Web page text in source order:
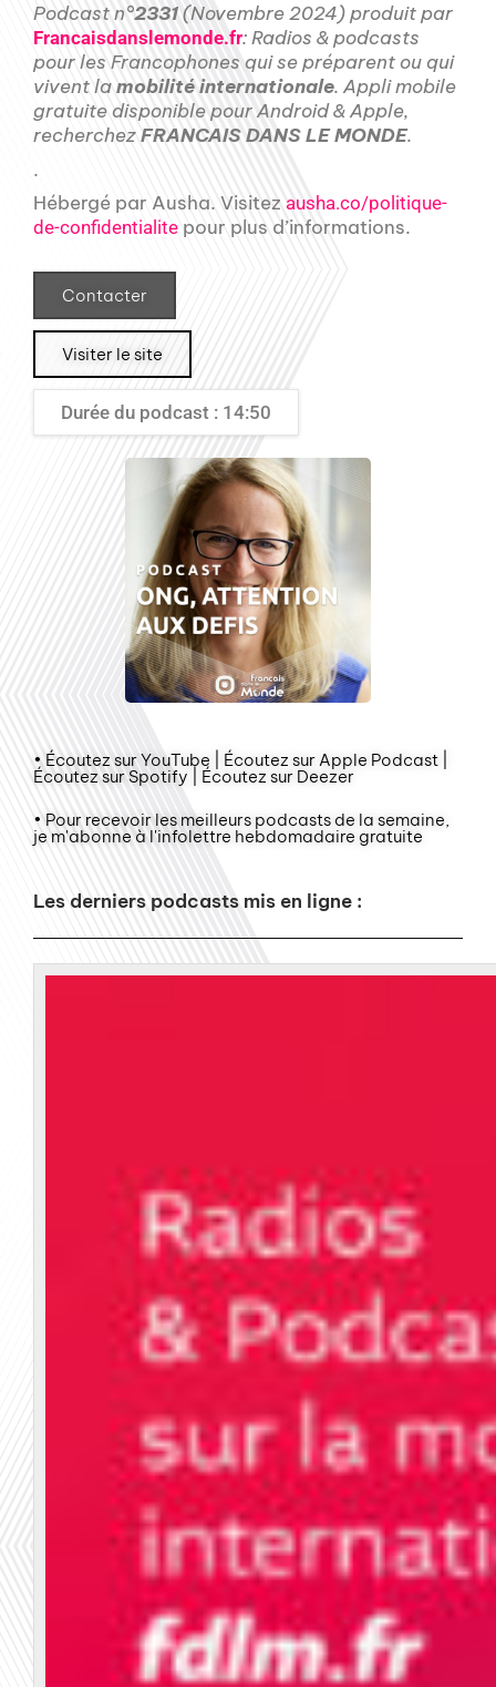
Podcast n°2331(Novembre 2024) produit par
Francaisdanslemonde.fr: Radios & podcasts
pour les Francophones qui se préparent ou qui
vivent lamobilité internationale. Appli mobile
gratuite disponible pour Android & Apple,
recherchezFRANCAIS DANS LE MONDE.
.
Hébergé par Ausha. Visitez ausha.co/politique-
de-confidentialite pour plus d’informations.
Contacter
Visiter le site
Durée du podcast : 14:50
• Écoutez sur YouTube | Écoutez sur Apple Podcast |
Écoutez sur Spotify | Écoutez sur Deezer
• Pour recevoir les meilleurs podcasts de la semaine,
je m'abonne à l'infolettre hebdomadaire gratuite
Les derniers podcasts mis en ligne :